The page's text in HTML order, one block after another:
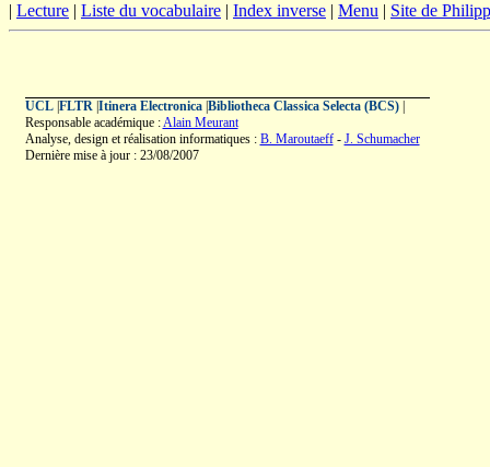
| Lecture | Liste du vocabulaire | Index inverse | Menu | Site de
UCL| FLTR| Itinera Electronica| Bibliotheca Classica Selecta (BCS)|
Responsable académique :Alain Meurant
Analyse, design et réalisation informatiques : B. Maroutaeff- J. Schumacher
Dernière mise à jour : 23/08/2007